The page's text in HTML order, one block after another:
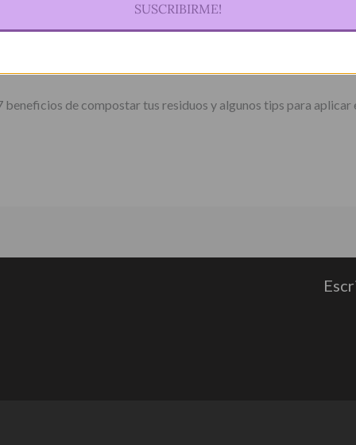
tus residuos para el ambiente
beneficios de compostar tus residuos y algunos tips para
SUSCRIBIRME!